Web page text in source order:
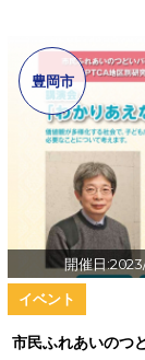
開催日
豊岡市
イベント
市民ふれあいのつ